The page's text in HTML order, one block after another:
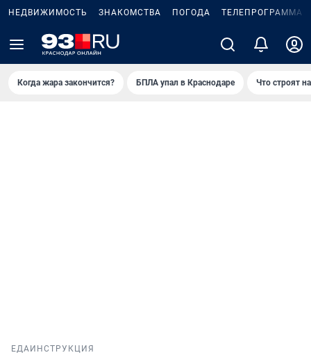
НЕДВИЖИМОСТЬ ЗНАКОМСТВА ПОГОДА ТЕЛЕПРОГРАММА
Когда жара закончится? БПЛА упал в Краснодаре Что строят
ЕДА ИНСТРУКЦИЯ